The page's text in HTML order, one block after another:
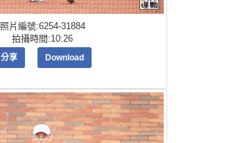
照片編號:6254-31884
拍攝時間:10:26
分享 Download